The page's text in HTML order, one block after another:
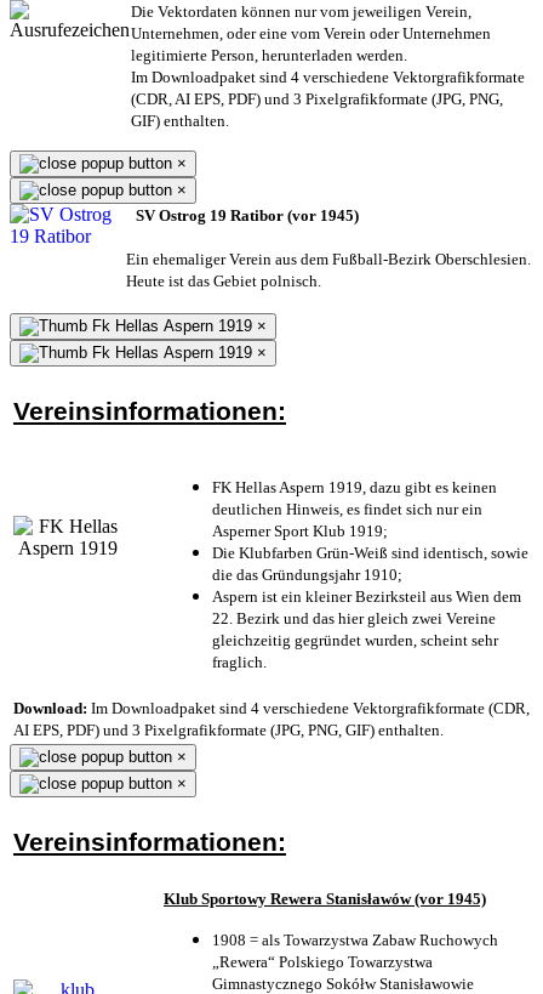
Die Vektordaten können nur vom jeweiligen Verein,
Unternehmen, oder eine vom Verein oder Unternehmen
legitimierte Person, herunterladen werden.
Im Downloadpaket sind 4 verschiedene Vektorgrafikformate
(CDR, AI EPS, PDF) und 3 Pixelgrafikformate (JPG, PNG,
GIF) enthalten.
×
×
SV Ostrog 19 Ratibor (vor 1945)
Ein ehemaliger Verein aus dem Fußball-Bezirk Oberschlesien.
Heute ist das Gebiet polnisch.
×
×
Vereinsinformationen:
FK Hellas Aspern 1919, dazu gibt es keinen
deutlichen Hinweis, es findet sich nur ein
Asperner Sport Klub 1919;
Die Klubfarben Grün-Weiß sind identisch, sowie
die das Gründungsjahr 1910;
Aspern ist ein kleiner Bezirksteil aus Wien dem
22. Bezirk und das hier gleich zwei Vereine
gleichzeitig gegründet wurden, scheint sehr
fraglich.
Download: Im Downloadpaket sind 4 verschiedene Vektorgrafikformate (CDR,
AI EPS, PDF) und 3 Pixelgrafikformate (JPG, PNG, GIF) enthalten.
×
×
Vereinsinformationen:
Klub Sportowy Rewera Stanisławów (vor 1945)
1908 = als Towarzystwa Zabaw Ruchowych
„Rewera“ Polskiego Towarzystwa
Gimnastycznego Sokółw Stanisławowie